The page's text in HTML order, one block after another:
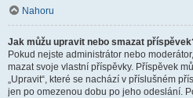
Nahoru
Jak můžu upravit nebo smazat
Pokud nejste administrátor nebo
mazat svoje vlastní příspěvky. Příspěvek
„Upravit“, které se nachází v příslušném
jen po omezenou dobu po jeho odeslání.